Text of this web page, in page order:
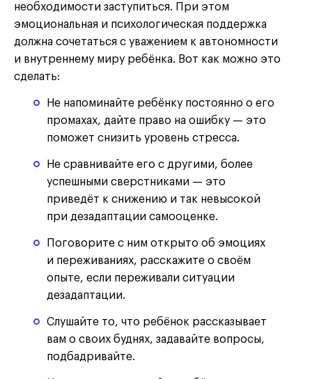
необходимости заступиться. При этом
эмоциональная и психологическая поддержка
должна сочетаться с уважением к автономности
и внутреннему миру ребёнка. Вот как можно это
сделать:
Не напоминайте ребёнку постоянно о его
промахах, дайте право на ошибку — это
поможет снизить уровень стресса.
Не сравнивайте его с другими, более
успешными сверстниками — это
приведёт к снижению и так невысокой
при дезадаптации самооценке.
Поговорите с ним открыто об эмоциях
и переживаниях, расскажите о своём
опыте, если переживали ситуации
дезадаптации.
Слушайте то, что ребёнок рассказывает
вам о своих буднях, задавайте вопросы,
подбадривайте.